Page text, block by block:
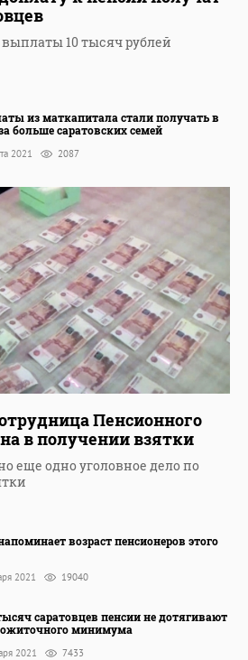
10 тысяч рублей
из маткапитала стали получать в
больше саратовских семей
2021 2087
Пенсионного
в получении взятки
еще одно уголовное дело по
возраст пенсионеров этого
2021 19040
саратовцев пенсии не дотягивают
минимума
2021 7433